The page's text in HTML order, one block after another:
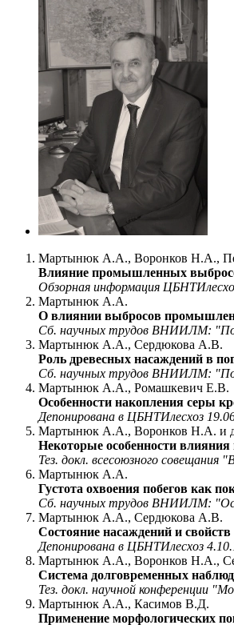
Мартынюк А.А., Воронков Н.А.,
Влияние промышленных
Обзорная информация
Мартынюк А.А.
О влиянии выбросов
Сб. научных трудов ВНИИЛМ:
Мартынюк А.А., Сердюкова А.В.
Роль древесных насаждений в
Сб. научных трудов ВНИИЛМ:
Мартынюк А.А., Ромашкевич Е.В.
Особенности накопления серы
Депонирована в ЦБНТИлесхоз
Мартынюк А.А., Воронков Н.А. и
Некоторые особенности
Тез. докл. всесоюзного
Мартынюк А.А.
Густота охвоения побегов как
Сб. научных трудов ВНИИЛМ:
Мартынюк А.А., Сердюкова А.В.
Состояние насаждений и
Депонирована в ЦБНТИлесхоз
Мартынюк А.А., Воронков Н.А.,
Система долговременных
Тез. докл. научной конференции
Мартынюк А.А., Касимов В.Д.
Применение морфологических